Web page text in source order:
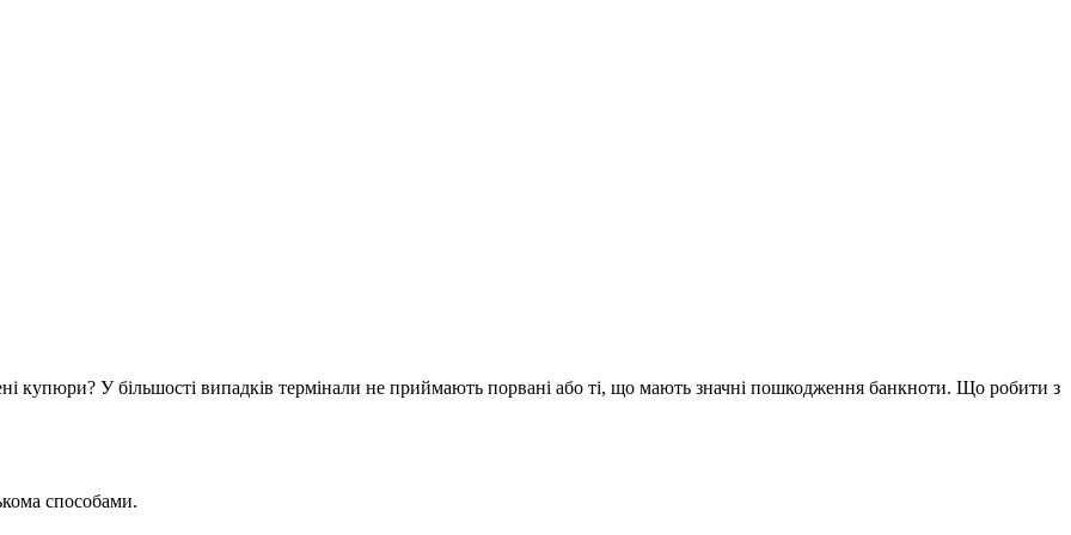
купюри? У більшості випадків термінали не приймають порвані або ті, що мають значні пошкодження банкноти. Що робити з
способами.